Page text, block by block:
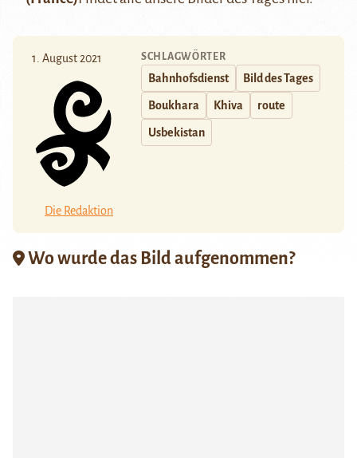
1. August 2021
Die Redaktion
SCHLAGWÖRTER
Bahnhofsdienst Bild des Tages
Boukhara Khiva route
Usbekistan
Wo wurde das Bild aufgenommen?